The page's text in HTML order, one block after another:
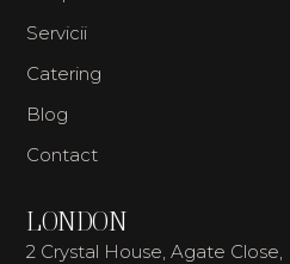
Servicii
Catering
Blog
Contact
LONDON
2 Crystal House, Agate